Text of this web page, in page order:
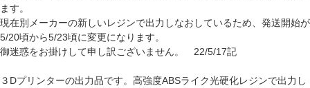
ます。
現在別メーカーの新しいレジンで出力しなおしているため、発送開始が
5/20頃から5/23頃に変更になります。
御迷惑をお掛けして申し訳ございません。 22/5/17記
３Dプリンターの出力品です。高強度ABSライク光硬化レジンで出力し